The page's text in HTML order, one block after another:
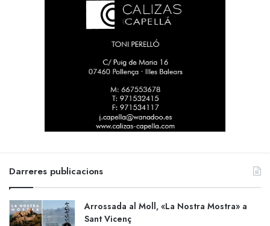
Darreres publicacions
Arrossada al Moll, «La Nostra Mostra» a
Sant Vicenç